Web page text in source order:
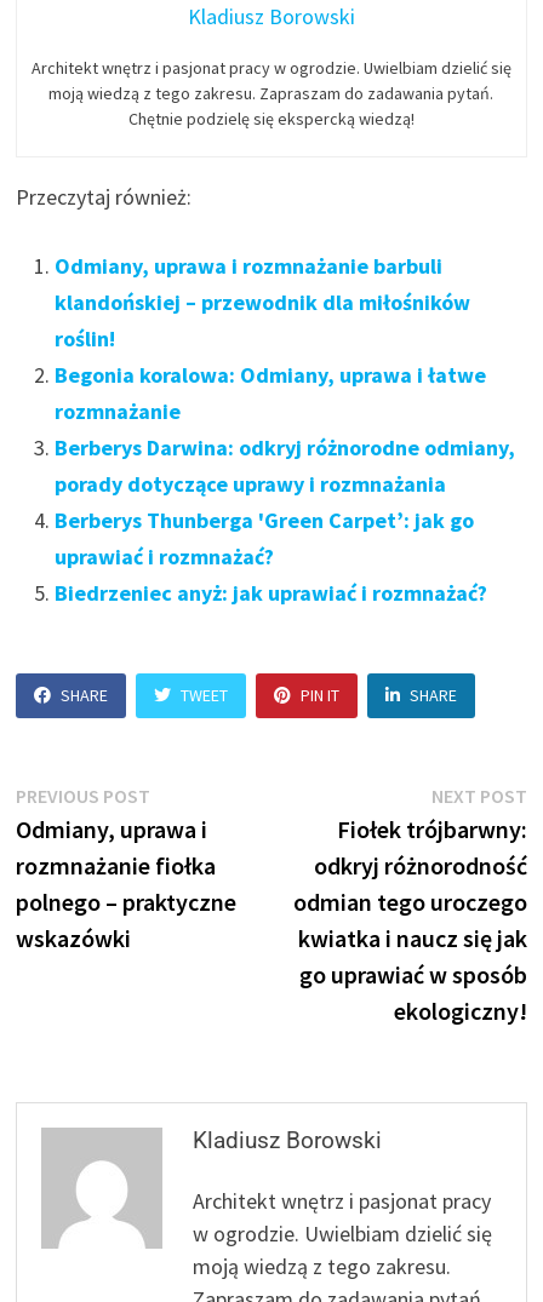
Kladiusz Borowski
Architekt wnętrz i pasjonat pracy w ogrodzie. Uwielbiam dzielić się
moją wiedzą z tego zakresu. Zapraszam do zadawania pytań.
Chętnie podzielę się ekspercką wiedzą!
Przeczytaj również:
Odmiany, uprawa i rozmnażanie barbuli
klandońskiej – przewodnik dla miłośników
roślin!
Begonia koralowa: Odmiany, uprawa i łatwe
rozmnażanie
Berberys Darwina: odkryj różnorodne odmiany,
porady dotyczące uprawy i rozmnażania
Berberys Thunberga 'Green Carpet’: jak go
uprawiać i rozmnażać?
Biedrzeniec anyż: jak uprawiać i rozmnażać?
SHARE TWEET PIN IT SHARE
Nawigacja
wpisu
PREVIOUS POST
post:
Odmiany, uprawa i
rozmnażanie fiołka
polnego – praktyczne
wskazówki
NEXT POST
Fiołek trójbarwny:
odkryj różnorodność
odmian tego uroczego
kwiatka i naucz się jak
go uprawiać w sposób
ekologiczny!
Kladiusz Borowski
Architekt wnętrz i pasjonat pracy
w ogrodzie. Uwielbiam dzielić się
moją wiedzą z tego zakresu.